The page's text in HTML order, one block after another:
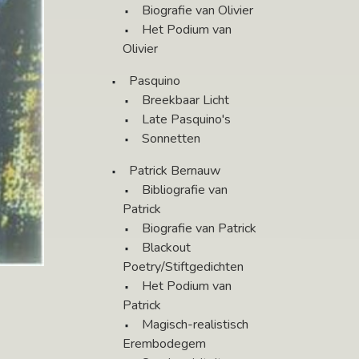
Biografie van Olivier
Het Podium van
Olivier
Pasquino
Breekbaar Licht
Late Pasquino's
Sonnetten
Patrick Bernauw
Bibliografie van
Patrick
Biografie van Patrick
Blackout
Poetry/Stiftgedichten
Het Podium van
Patrick
Magisch-realistisch
Erembodegem